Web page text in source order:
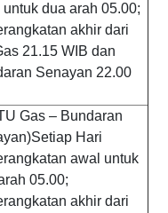
dua arah 05.00;
akhir dari
21.15 WIB dan
Senayan 22.00
Gas – Bundaran
Hari
awal untuk
05.00;
akhir dari